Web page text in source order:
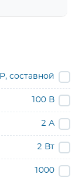
составной
100 В
2 А
2 Вт
1000